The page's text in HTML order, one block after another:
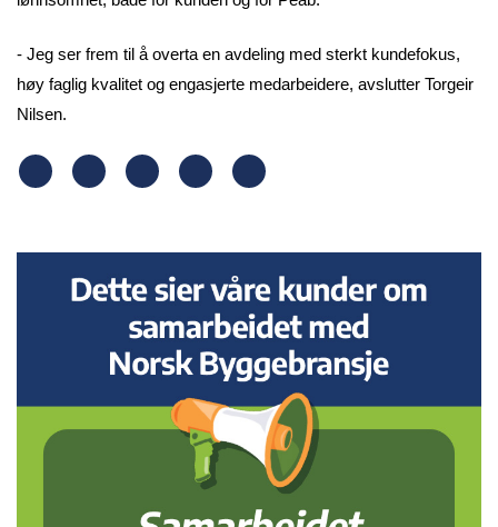
- Jeg ser frem til å overta en avdeling med sterkt kundefokus,
høy faglig kvalitet og engasjerte medarbeidere, avslutter Torgeir
Nilsen.